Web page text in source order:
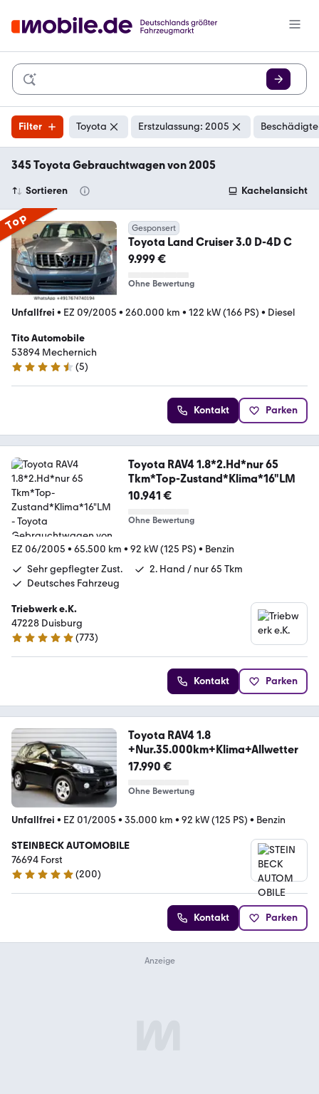
Filter Toyota Erstzulassung: 2005
345 Toyota Gebrauchtwagen von 2005
Sortieren Kachelansicht
Top Gesponsert
Toyota Land Cruiser 3.0 D-4D C
9.999 €
Ohne Bewertung
Unfallfrei • EZ 09/2005 • 260.000 km • 122 kW (166 PS) • Diesel
Tito Automobile
53894 Mechernich
4.3 Sterne
(5)
Kontakt Parken
Toyota RAV4 1.8*2.Hd*nur 65
Tkm*Top-Zustand*Klima*16"LM
10.941 €
Ohne Bewertung
EZ 06/2005 • 65.500 km • 92 kW (125 PS) • Benzin
Sehr gepflegter Zust.
2. Hand / nur 65 Tkm
Deutsches Fahrzeug
Triebwerk e.K.
47228 Duisburg
4.9 Sterne
(773)
Kontakt Parken
Toyota RAV4 1.8
+Nur.35.000km+Klima+Allwetter
17.990 €
Ohne Bewertung
Unfallfrei • EZ 01/2005 • 35.000 km • 92 kW (125 PS) • Benzin
STEINBECK AUTOMOBILE
76694 Forst
4.8 Sterne
(200)
Kontakt Parken